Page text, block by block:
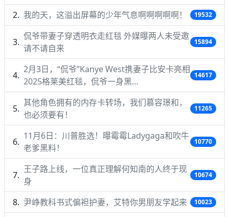
我的天，这溢出屏幕的少年气息啊啊啊啊啊！ 19532
侃爷带妻子穿透明衣走红毯 外媒曝两人未受邀
请不请自来
15894
2月3日，“侃爷”Kanye West携妻子比安卡亮相
2025格莱美红毯，侃爷一身黑…
14617
其他角色拥有的内存卡转场，我们慕容璟和，
也必须要有！
11265
11月6日：川普胜选！曝霉霉Ladygaga和吹牛
老爹黑料！
10770
王子路上线，一位真正理解何知南的人终于现
身
10674
尹峥教科书式偏袒护妻，艾特你男朋友学起来 10023